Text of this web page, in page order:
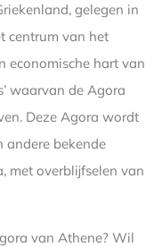
gelegen in
centrum van het
economische hart van
waarvan de Agora
Deze Agora wordt
andere bekende
met overblijfselen van
van Athene? Wil